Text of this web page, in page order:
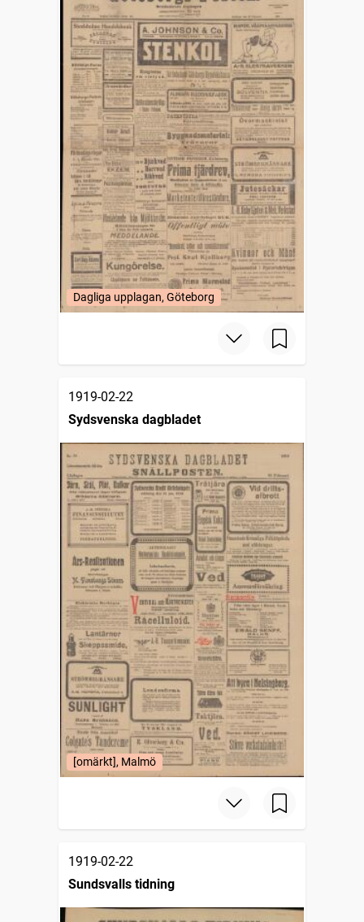
Dagliga upplagan, Göteborg
1919-02-22
Sydsvenska dagbladet
[omärkt], Malmö
1919-02-22
Sundsvalls tidning